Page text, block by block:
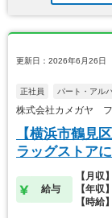
更新日：2026年6月26日
正社員 パート・アル
株式会社カメガヤ
【横浜市鶴見
ラッグストア
給与
【月収
【年
【時給